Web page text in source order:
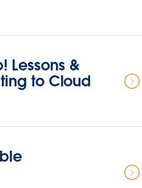
Lessons &
to Cloud